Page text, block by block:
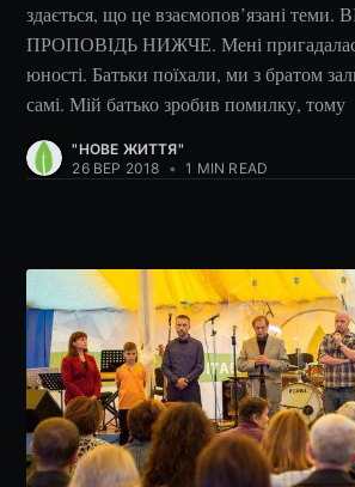
здається, що це взаємопов’язані теми.
ПРОПОВІДЬ НИЖЧЕ. Мені пригадалася
юності. Батьки поїхали, ми з братом
самі. Мій батько зробив помилку, тому
"НОВЕ ЖИТТЯ"
26 ВЕР 2018 • 1 MIN READ